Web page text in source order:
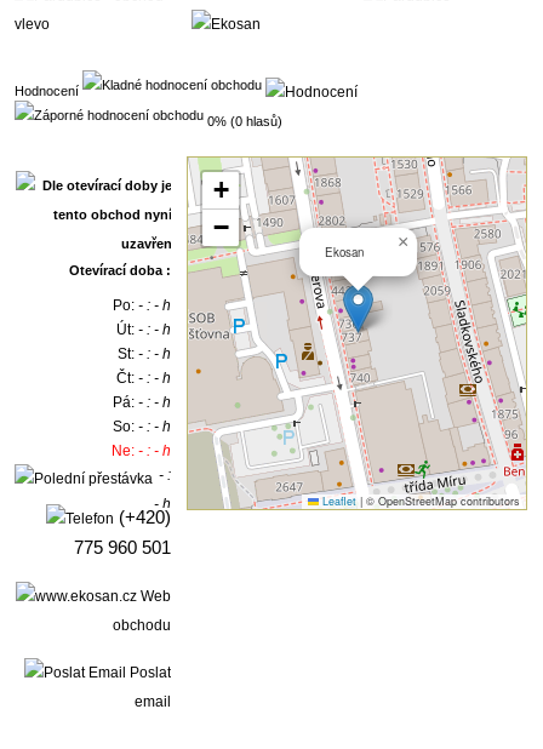
Hodnocení
0% (0 hlasů)
Otevírací doba :
Po:- : - h
Út:- : - h
St:- : - h
Čt:- : - h
Pá:- : - h
So:- : - h
Ne:- : - h
- :
- h
(+420)
775 960 501
Web
obchodu
Poslat
email
Ekosan ×
+
−
Leaflet |© OpenStreetMap contributors